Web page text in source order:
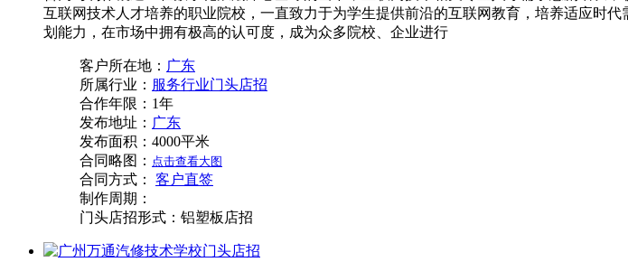
互联网技术人才培养的职业院校，一直致力于为学生提供前沿的互联网教育，培养适应时
划能力，在市场中拥有极高的认可度，成为众多院校、企业进行
客户所在地： 广东
所属行业： 服务行业门头店招
合作年限： 1年
发布地址： 广东
发布面积： 4000平米
合同略图： 点击查看大图
合同方式：
客户直签
制作周期：
门头店招形式： 铝塑板店招